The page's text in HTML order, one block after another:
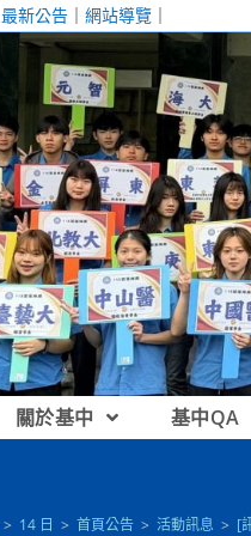
最新公告 ｜ 網站導覽 ｜
關於基中 基中QA
> 14 日 > 首頁公告 > 活動訊息 > [